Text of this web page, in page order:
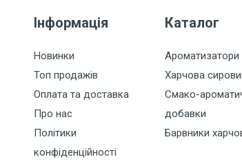
Інформація
Новинки
Топ продажів
Оплата та доставка
Про нас
Політики
конфіденційності
Каталог
Ароматизатори
Харчова
Смако-
добавки
Барвники